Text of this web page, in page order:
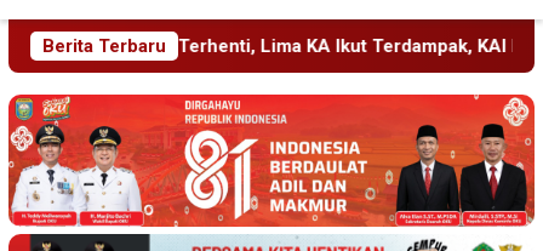
Berita Terbaru
Ikut Terdampak, KAI Daop 7 Gerak Cepat Pulihkan Layanan